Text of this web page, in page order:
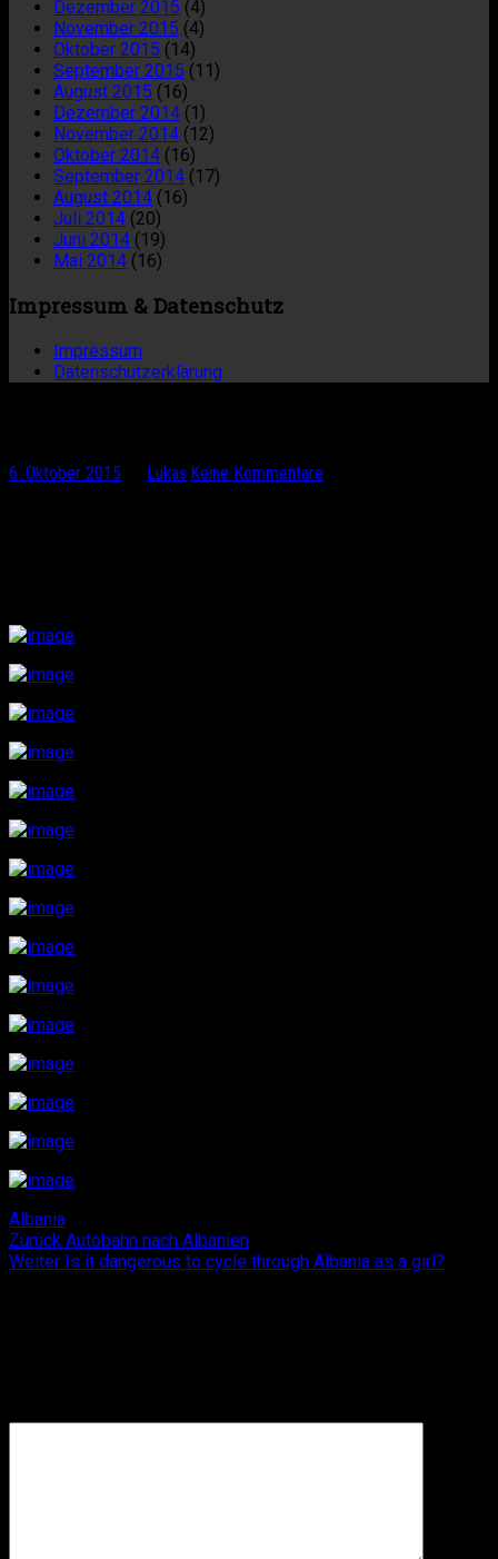
Dezember 2015 (4)
November 2015 (4)
Oktober 2015 (14)
September 2015 (11)
August 2015 (16)
Dezember 2014 (1)
November 2014 (12)
Oktober 2014 (16)
September 2014 (17)
August 2014 (16)
Juli 2014 (20)
Juni 2014 (19)
Mai 2014 (16)
Impressum & Datenschutz
Impressum
Datenschutzerklärung
6. Oktober 2015 Lukas Keine Kommentare
Albania
Beitragsnavigation
Zurück Vorheriger
Beitrag:
Autobahn nach Albanien
Weiter Nächster
Is it dangerous to cycle through Albania as a girl?